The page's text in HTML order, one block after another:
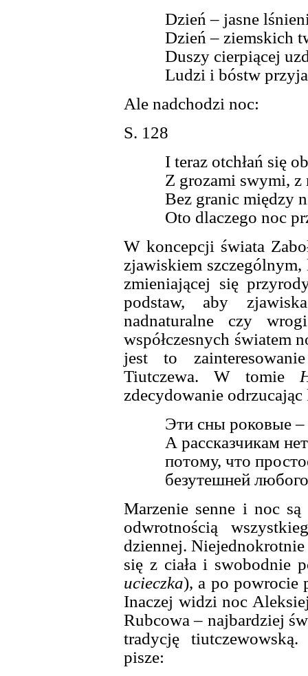
Dzień – jasne
Dzień – ziemskich
Duszy cierpiącej
Ludzi i bóstw
Ale nadchodzi noc:
S. 128
I teraz otchłań się
Z grozami swymi, z
Bez granic między
Oto dlaczego noc
W koncepcji świata
zjawiskiem
zmieniającej się
podstaw, aby
nadnaturalne czy
współczesnych światem
jest to
Tiutczewa. W tomie
zdecydowanie
Эти сны роковые –
А рассказчикам
потому, что
безутешней
Marzenie senne i noc
odwrotnością
dziennej.
się z ciała i swobodnie
ucieczka), a po powrocie
Inaczej widzi noc
Rubcowa – najbardziej
tradycję
pisze: